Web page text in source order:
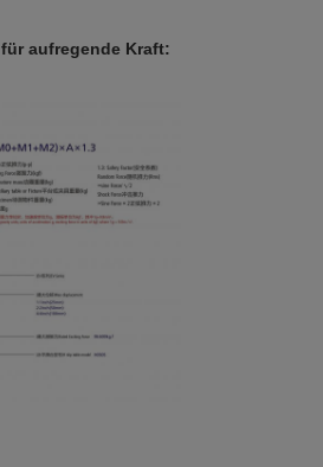
aufregende Kraft: